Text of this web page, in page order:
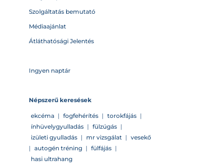
Szolgáltatás bemutató
Médiaajánlat
Átláthatósági Jelentés
Ingyen naptár
Népszerű keresések
ekcéma | fogfehérítés | torokfájás |
ínhüvelygyulladás | fülzúgás |
izületi gyulladás | mr vizsgálat | vesekő
| autogén tréning | fülfájás |
hasi ultrahang